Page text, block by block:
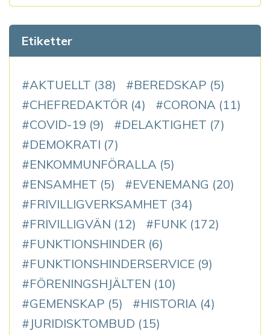
Etiketter
AKTUELLT (38) BEREDSKAP (5)
CHEFREDAKTÖR (4) CORONA (11)
COVID-19 (9) DELAKTIGHET (7)
DEMOKRATI (7)
ENKOMMUNFÖRALLA (5)
ENSAMHET (5) EVENEMANG (20)
FRIVILLIGVERKSAMHET (34)
FRIVILLIGVÄN (12) FUNK (172)
FUNKTIONSHINDER (6)
FUNKTIONSHINDERSERVICE (9)
FÖRENINGSHJÄLTEN (10)
GEMENSKAP (5) HISTORIA (4)
JURIDISKTOMBUD (15)